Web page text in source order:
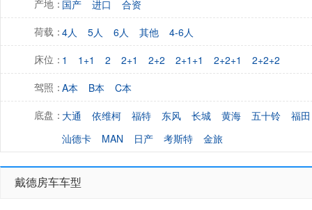
产地：国产 进口 合资
荷载：4人 5人 6人 其他 4-6人
床位：1 1+1 2 2+1 2+2 2+1+1 2+2+1 2+2+2
驾照：A本 B本 C本
底盘：大通 依维柯 福特 东风 长城 黄海 五十铃
福田
汕德卡
MAN 日产 考斯特 金旅
戴德房车车型